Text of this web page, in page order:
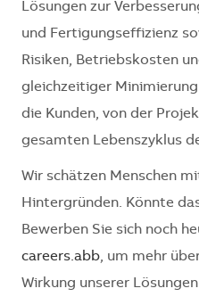
Lösungen zur
und Fertigungseffizienz
Risiken, Betriebskosten
gleichzeitiger
die Kunden, von der
gesamten Lebenszyklus
Wir schätzen Menschen
Hintergründen. Könnte
Bewerben Sie sich noch
careers.abb, um mehr
Wirkung unserer